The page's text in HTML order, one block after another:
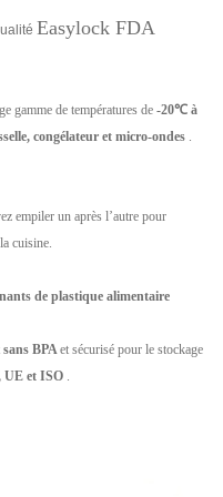
Easylock FDA
gamme de températures de -20℃ à
congélateur et micro-ondes .
empiler un après l’autre pour
cuisine.
de plastique alimentaire
sans BPAet sécurisé pour le stockage
UE et ISO .